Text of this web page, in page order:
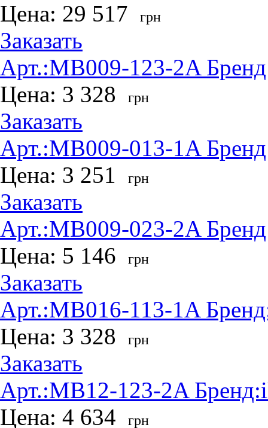
Цена: 29 517 грн
Заказать
Арт.:MB009-123-2A
Цена: 3 328 грн
Заказать
Арт.:MB009-013-1A
Цена: 3 251 грн
Заказать
Арт.:MB009-023-2A
Цена: 5 146 грн
Заказать
Арт.:MB016-113-1A
Цена: 3 328 грн
Заказать
Арт.:MB12-123-2A Бренд:
Цена: 4 634 грн